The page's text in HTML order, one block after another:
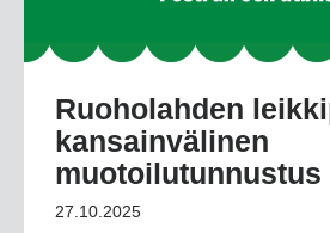
Ruoholahden
kansainvälinen
muotoilutunnustus
27.10.2025